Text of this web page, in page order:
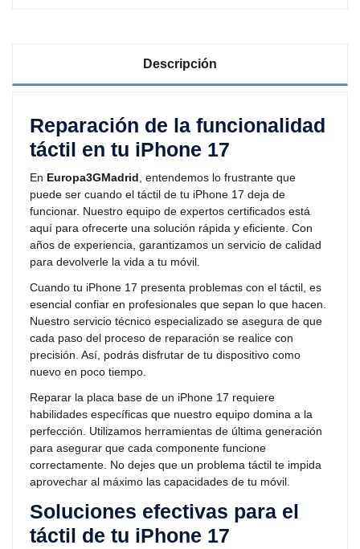
Descripción
Reparación de la funcionalidad
táctil en tu iPhone 17
En Europa3GMadrid , entendemos lo frustrante que
puede ser cuando el táctil de tu iPhone 17 deja de
funcionar. Nuestro equipo de expertos certificados está
aquí para ofrecerte una solución rápida y eficiente. Con
años de experiencia, garantizamos un servicio de calidad
para devolverle la vida a tu móvil.
Cuando tu iPhone 17 presenta problemas con el táctil, es
esencial confiar en profesionales que sepan lo que hacen.
Nuestro servicio técnico especializado se asegura de que
cada paso del proceso de reparación se realice con
precisión. Así, podrás disfrutar de tu dispositivo como
nuevo en poco tiempo.
Reparar la placa base de un iPhone 17 requiere
habilidades específicas que nuestro equipo domina a la
perfección. Utilizamos herramientas de última generación
para asegurar que cada componente funcione
correctamente. No dejes que un problema táctil te impida
aprovechar al máximo las capacidades de tu móvil.
Soluciones efectivas para el
táctil de tu iPhone 17